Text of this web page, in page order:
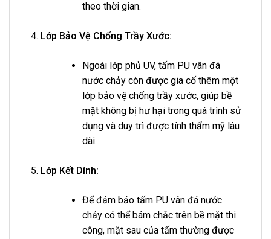
theo thời gian.
Lớp Bảo Vệ Chống Trầy Xước:
Ngoài lớp phủ UV, tấm PU vân đá
nước chảy còn được gia cố thêm một
lớp bảo vệ chống trầy xước, giúp bề
mặt không bị hư hại trong quá trình sử
dụng và duy trì được tính thẩm mỹ lâu
dài.
Lớp Kết Dính:
Để đảm bảo tấm PU vân đá nước
chảy có thể bám chắc trên bề mặt thi
công, mặt sau của tấm thường được